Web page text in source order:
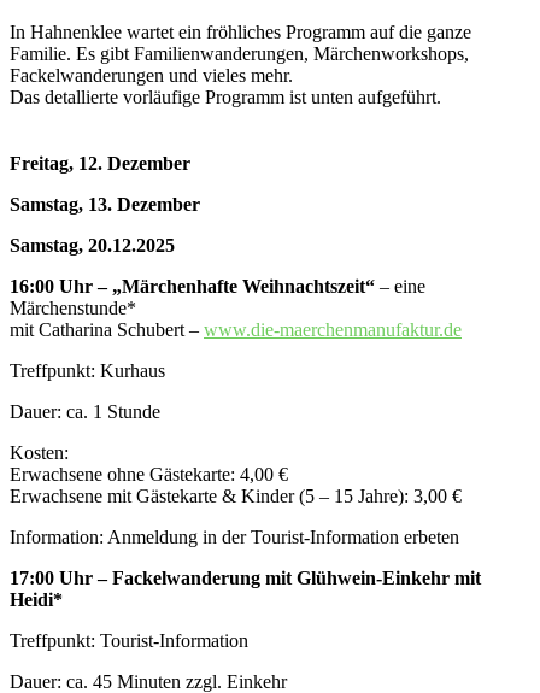
In Hahnenklee wartet ein fröhliches Programm auf die ganze
Familie. Es gibt Familienwanderungen, Märchenworkshops,
Fackelwanderungen und vieles mehr.
Das detallierte vorläufige Programm ist unten aufgeführt.
Freitag, 12. Dezember
Samstag, 13. Dezember
Samstag, 20.12.2025
16:00 Uhr – „Märchenhafte Weihnachtszeit“ – eine
Märchenstunde*
mit Catharina Schubert – www.die-maerchenmanufaktur.de
Treffpunkt: Kurhaus
Dauer: ca. 1 Stunde
Kosten:
Erwachsene ohne Gästekarte: 4,00 €
Erwachsene mit Gästekarte & Kinder (5 – 15 Jahre): 3,00 €
Information: Anmeldung in der Tourist-Information erbeten
17:00 Uhr – Fackelwanderung mit Glühwein-Einkehr mit
Heidi*
Treffpunkt: Tourist-Information
Dauer: ca. 45 Minuten zzgl. Einkehr